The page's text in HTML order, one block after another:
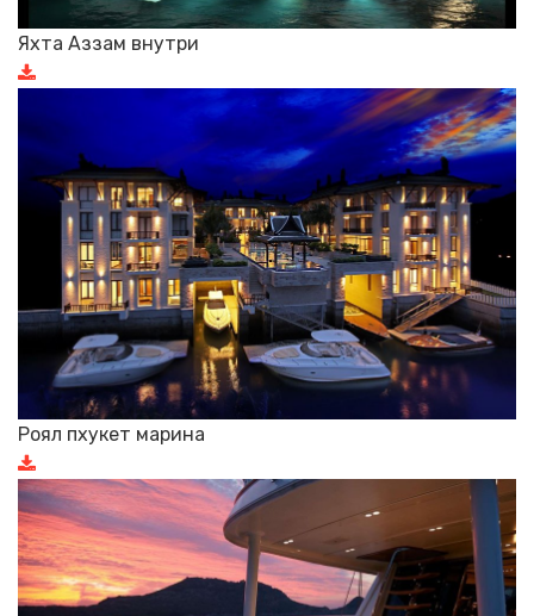
Яхта Аззам внутри
Роял пхукет марина